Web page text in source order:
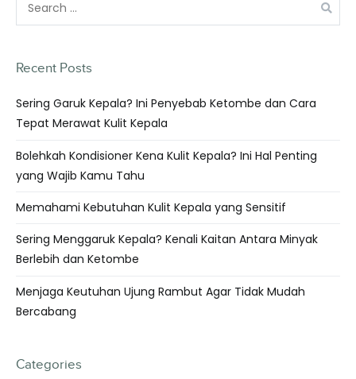
Recent Posts
Sering Garuk Kepala? Ini Penyebab Ketombe dan Cara
Tepat Merawat Kulit Kepala
Bolehkah Kondisioner Kena Kulit Kepala? Ini Hal Penting
yang Wajib Kamu Tahu
Memahami Kebutuhan Kulit Kepala yang Sensitif
Sering Menggaruk Kepala? Kenali Kaitan Antara Minyak
Berlebih dan Ketombe
Menjaga Keutuhan Ujung Rambut Agar Tidak Mudah
Bercabang
Categories